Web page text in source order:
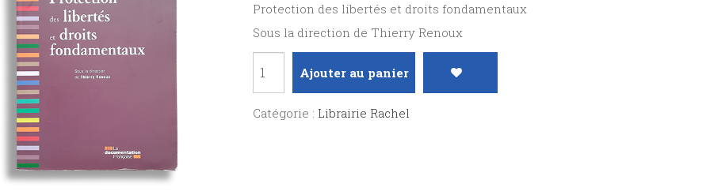
Protection des libertés et droits fondamentaux
Sous la direction de Thierry Renoux
Protection
Ajouter au panier
Catégorie : Librairie Rachel